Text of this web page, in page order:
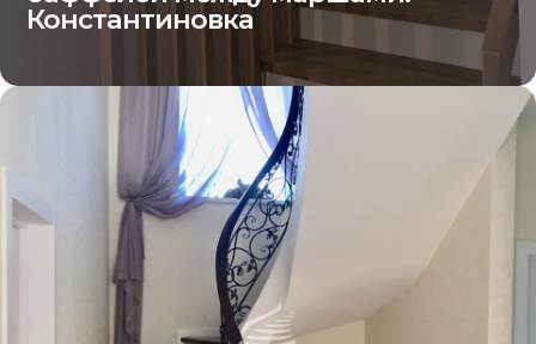
Константиновка